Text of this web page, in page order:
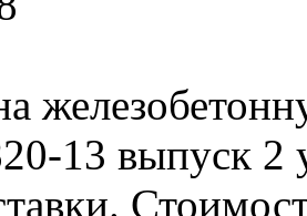
13 выпуск 2